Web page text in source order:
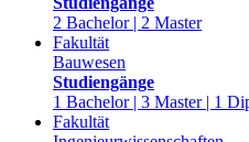
2 Bachelor | 2 Master
Fakultät
Bauwesen
Studiengänge
1 Bachelor | 3 Master | 1
Fakultät